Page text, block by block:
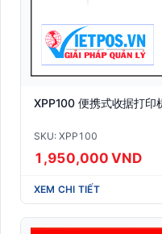
XPP100 便携式收据打印
SKU: XPP100
1,950,000 VND
XEM CHI TIẾT